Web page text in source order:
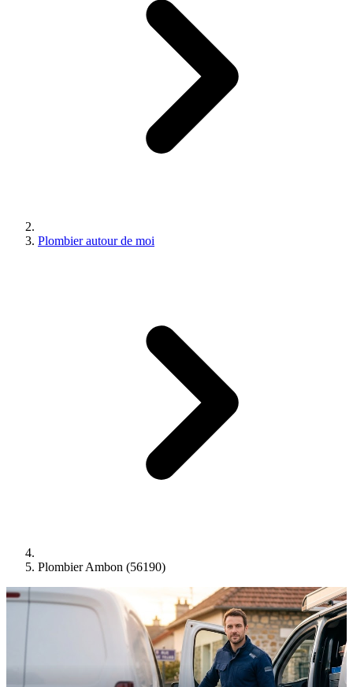
Plombier autour de moi
Plombier Ambon (56190)